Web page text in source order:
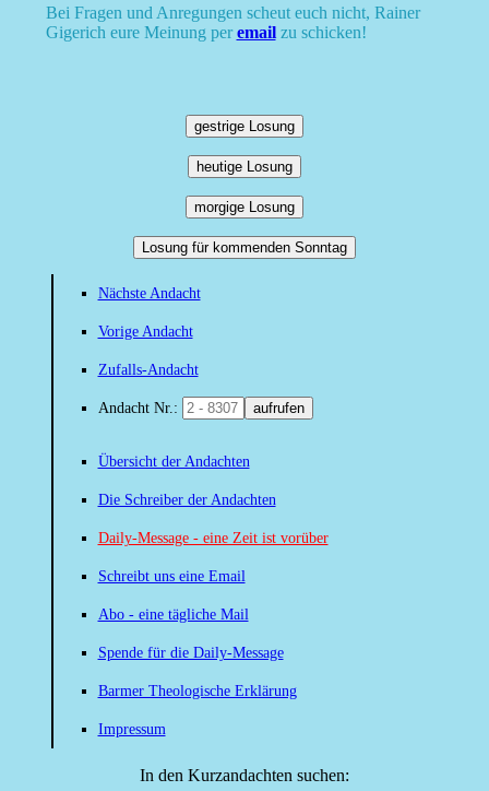
Bei Fragen und Anregungen scheut euch nicht, Rainer
Gigerich eure Meinung peremailzu schicken!
gestrige Losung
heutige Losung
morgige Losung
Losung für kommenden Sonntag
Nächste Andacht
Vorige Andacht
Zufalls-Andacht
Andacht Nr.: aufrufen
Übersicht der Andachten
Die Schreiber der Andachten
Daily-Message - eine Zeit ist vorüber
Schreibt uns eine Email
Abo - eine tägliche Mail
Spende für die Daily-Message
Barmer Theologische Erklärung
Impressum
In den Kurzandachten suchen: